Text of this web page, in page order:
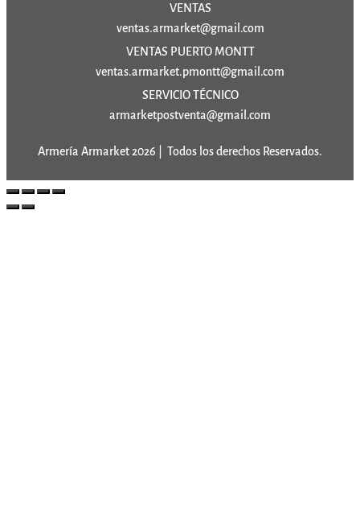
VENTAS
ventas.armarket@gmail.com
VENTAS PUERTO MONTT
ventas.armarket.pmontt@gmail.com
SERVICIO TÉCNICO
armarketpostventa@gmail.com
Armería Armarket 2026 | Todos los derechos Reservados.